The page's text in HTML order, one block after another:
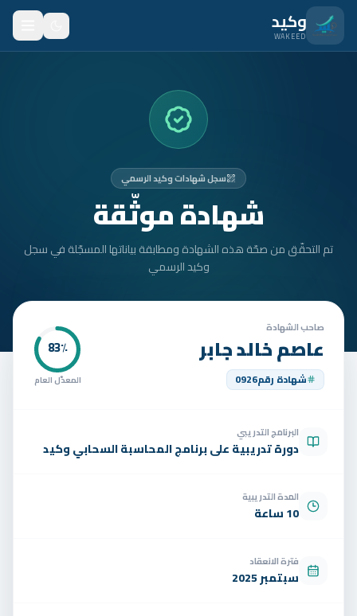
انتقل للمحتوى الرئيسي
وكيد
WAKEED
المتدربون
الأمان
تواصل
الوظائف
سجل شهادات وكيد الرسمي
شهادة موثّقة
تم التحقّق من صحّة هذه الشهادة ومطابقة بياناتها المسجّلة في سجل
وكيد الرسمي
صاحب الشهادة
عاصم خالد جابر
شهادة رقم0926
83٪
المعدّل العام
البرنامج التدريبي
دورة تدريبية على برنامج المحاسبة السحابي وكيد
المدة التدريبية
10 ساعة
فترة الانعقاد
سبتمبر 2025